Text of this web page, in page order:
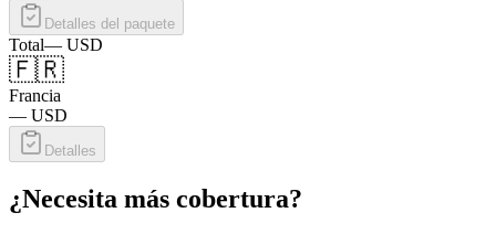
Detalles del paquete
Total— USD
🇫🇷
Francia
— USD
Detalles
¿Necesita más cobertura?